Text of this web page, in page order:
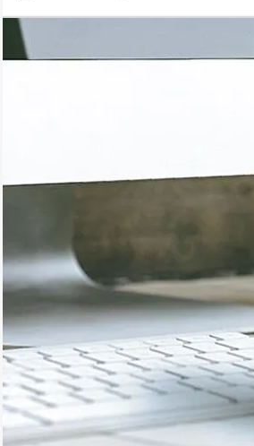
можливості.